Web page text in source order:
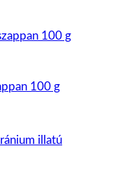
100 g